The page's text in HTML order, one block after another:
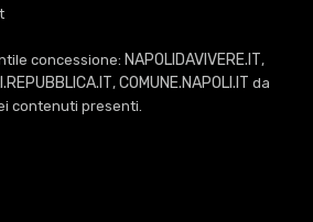
concessione: NAPOLIDAVIVERE.IT,
, COMUNE.NAPOLI.IT da
contenuti presenti.